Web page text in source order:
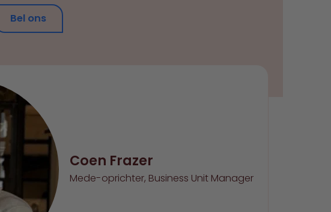
Bel ons
Coen Frazer
Mede-oprichter, Business Unit Manager